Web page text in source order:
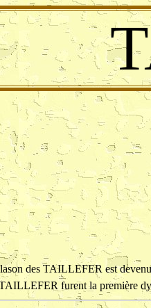
des TAILLEFER est
furent la première